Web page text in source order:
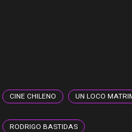
CINE CHILENO UN LOCO
RODRIGO BASTIDAS